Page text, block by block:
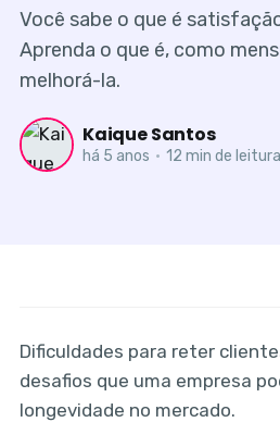
Você sabe o que é
Aprenda o que é, como
melhorá-la.
Kaique Santos
há 5 anos • 12 min de leitura
Dificuldades para reter
desafios que uma empresa
longevidade no mercado.